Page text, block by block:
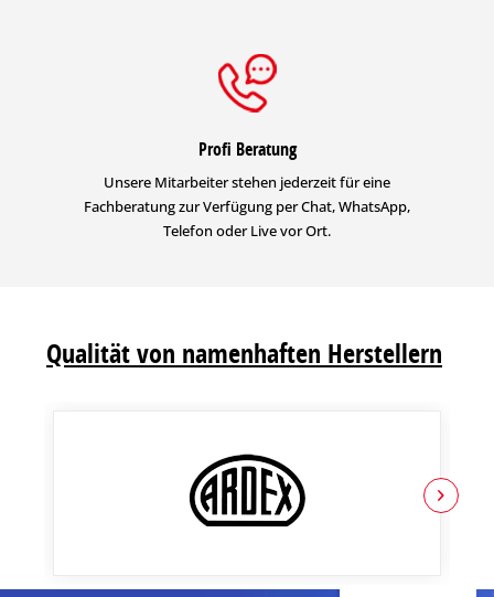
Profi Beratung
Unsere Mitarbeiter stehen jederzeit für eine
Fachberatung zur Verfügung per Chat, WhatsApp,
Telefon oder Live vor Ort.
Qualität von namenhaften Herstellern